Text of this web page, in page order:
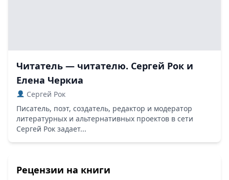
Читатель — читателю. Сергей Рок и
Елена Черкиа
Сергей Рок
Писатель, поэт, создатель, редактор и модератор
литературных и альтернативных проектов в сети
Сергей Рок задает...
Рецензии на книги